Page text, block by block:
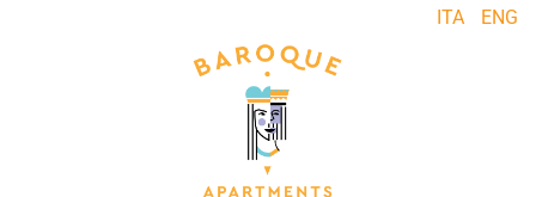
ITA ENG